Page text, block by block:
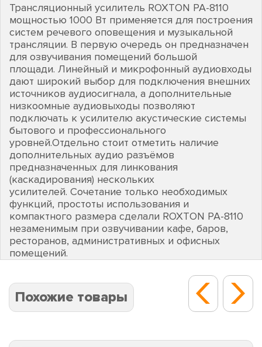
Трансляционный усилитель ROXTON PA-8110
мощностью 1000 Вт применяется для построения
систем речевого оповещения и музыкальной
трансляции. В первую очередь он предназначен
для озвучивания помещений большой
площади. Линейный и микрофонный аудиовходы
дают широкий выбор для подключения внешних
источников аудиосигнала, а дополнительные
низкоомные аудиовыходы позволяют
подключать к усилителю акустические системы
бытового и профессионального
уровней.Отдельно стоит отметить наличие
дополнительных аудио разъёмов
предназначенных для линкования
(каскадирования) нескольких
усилителей. Сочетание только необходимых
функций, простоты использования и
компактного размера сделали ROXTON PA-8110
незаменимым при озвучивании кафе, баров,
ресторанов, административных и офисных
помещений.
Похожие товары